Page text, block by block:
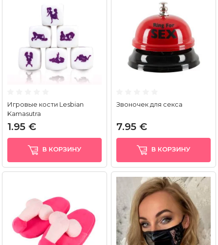
Игровые кости Lesbian
Kamasutra
1.95 €
В КОРЗИНУ
Звоночек для секса
7.95 €
В КОРЗИНУ